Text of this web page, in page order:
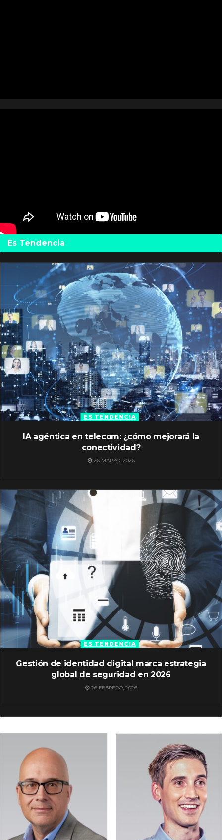
Es Tendencia
ES TENDENCIA
IA agéntica en telecom: ¿cómo mejorará la
conectividad?
26 MARZO, 2026
ES TENDENCIA
Gestión de identidad digital marca estrategia
global de seguridad en 2026
26 FEBRERO, 2026